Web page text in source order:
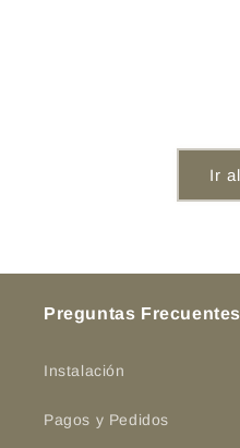
Ir
Preguntas Frecuentes
Instalación
Pagos y Pedidos